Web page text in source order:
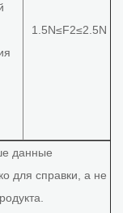
1.5N≤F2≤2.5N
данные
для справки, а не